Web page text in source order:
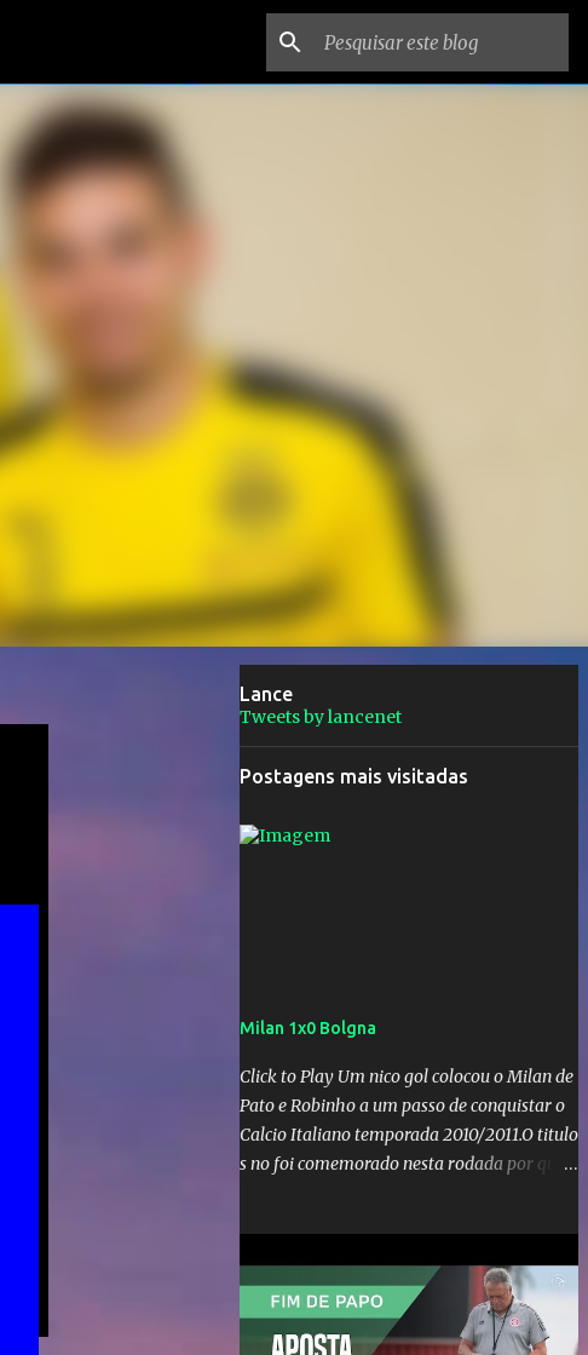
Lance
Tweets by lancenet
Postagens mais visitadas
Milan 1x0 Bolgna
Click to Play Um nico gol colocou o Milan de
Pato e Robinho a um passo de conquistar o
Calcio Italiano temporada 2010/2011.O titulo
s no foi comemorado nesta rodada por que a
voltandoa Italia e para dirigir de novo a
Internazionale.Na velha bota tudo parece
definido e tem o Milan como virtual